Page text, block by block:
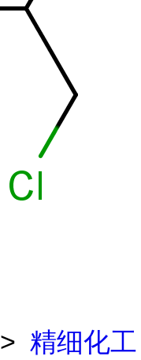
> 精细化工